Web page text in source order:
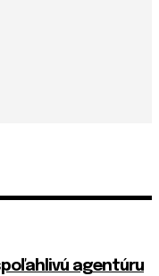
agentúru